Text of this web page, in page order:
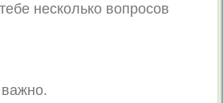
несколько вопросов